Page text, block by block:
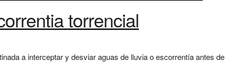
torrencial
a interceptar y desviar aguas de lluvia o escorrentía antes de